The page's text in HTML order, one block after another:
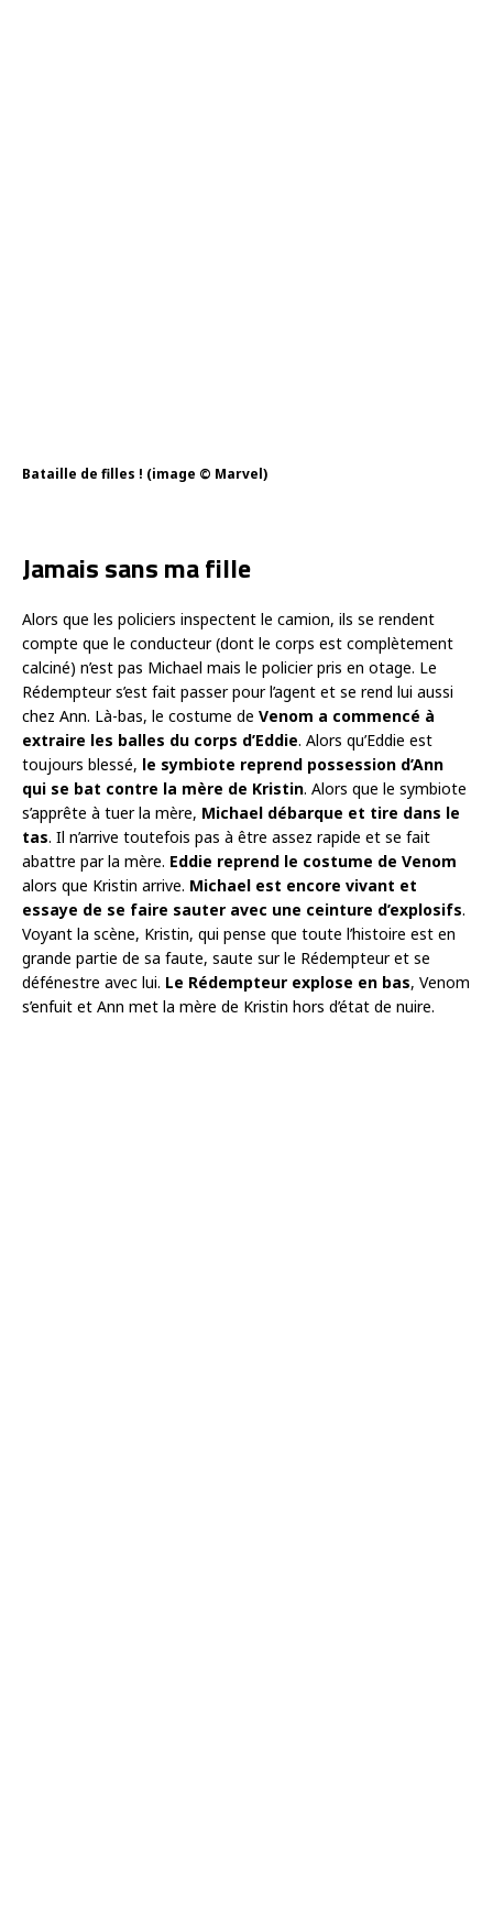
Bataille de filles ! (image © Marvel)
Jamais sans ma fille
Alors que les policiers inspectent le camion, ils se rendent
compte que le conducteur (dont le corps est complètement
calciné) n’est pas Michael mais le policier pris en otage. Le
Rédempteur s’est fait passer pour l’agent et se rend lui aussi
chez Ann. Là-bas, le costume de Venom a commencé à
extraire les balles du corps d’Eddie. Alors qu’Eddie est
toujours blessé, le symbiote reprend possession d’Ann
qui se bat contre la mère de Kristin. Alors que le symbiote
s’apprête à tuer la mère, Michael débarque et tire dans le
tas. Il n’arrive toutefois pas à être assez rapide et se fait
abattre par la mère. Eddie reprend le costume de Venom
alors que Kristin arrive. Michael est encore vivant et
essaye de se faire sauter avec une ceinture d’explosifs.
Voyant la scène, Kristin, qui pense que toute l’histoire est en
grande partie de sa faute, saute sur le Rédempteur et se
défénestre avec lui. Le Rédempteur explose en bas, Venom
s’enfuit et Ann met la mère de Kristin hors d’état de nuire.